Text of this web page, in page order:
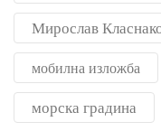
Мирослав
мобилна изложба
морска градина